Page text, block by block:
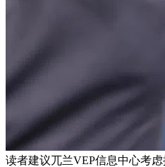
读者建议兀兰VEP信息中心考